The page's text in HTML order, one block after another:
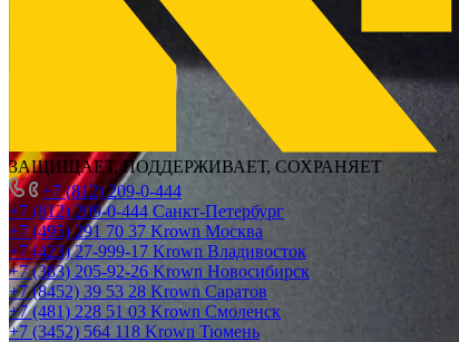
ЗАЩИЩАЕТ, ПОДДЕРЖИВАЕТ, СОХРАНЯЕТ
+7 (812) 209-0-444
+7 (812) 209-0-444 Санкт-Петербург
+7 (495) 291 70 37 Krown Москва
+7 (423) 27-999-17 Krown Владивосток
+7 (383) 205-92-26 Krown Новосибирск
+7 (8452) 39 53 28 Krown Саратов
+7 (481) 228 51 03 Krown Смоленск
+7 (3452) 564 118 Krown Тюмень